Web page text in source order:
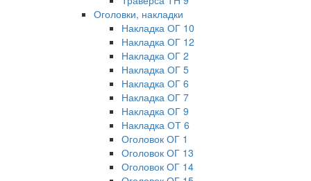
Оголовки, накладки
Накладка ОГ 10
Накладка ОГ 12
Накладка ОГ 2
Накладка ОГ 5
Накладка ОГ 6
Накладка ОГ 7
Накладка ОГ 9
Накладка ОТ 6
Оголовок ОГ 1
Оголовок ОГ 13
Оголовок ОГ 14